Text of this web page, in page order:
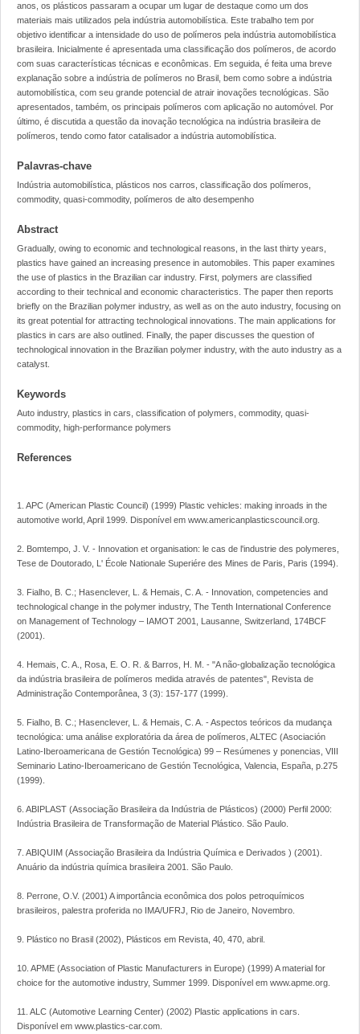
anos, os plásticos passaram a ocupar um lugar de destaque como um dos
materiais mais utilizados pela indústria automobilística. Este trabalho tem por
objetivo identificar a intensidade do uso de polímeros pela indústria automobilística
brasileira. Inicialmente é apresentada uma classificação dos polímeros, de acordo
com suas características técnicas e econômicas. Em seguida, é feita uma breve
explanação sobre a indústria de polímeros no Brasil, bem como sobre a indústria
automobilística, com seu grande potencial de atrair inovações tecnológicas. São
apresentados, também, os principais polímeros com aplicação no automóvel. Por
último, é discutida a questão da inovação tecnológica na indústria brasileira de
polímeros, tendo como fator catalisador a indústria automobilística.
Palavras-chave
Indústria automobilística, plásticos nos carros, classificação dos polímeros,
commodity, quasi-commodity, polímeros de alto desempenho
Abstract
Gradually, owing to economic and technological reasons, in the last thirty years,
plastics have gained an increasing presence in automobiles. This paper examines
the use of plastics in the Brazilian car industry. First, polymers are classified
according to their technical and economic characteristics. The paper then reports
briefly on the Brazilian polymer industry, as well as on the auto industry, focusing on
its great potential for attracting technological innovations. The main applications for
plastics in cars are also outlined. Finally, the paper discusses the question of
technological innovation in the Brazilian polymer industry, with the auto industry as a
catalyst.
Keywords
Auto industry, plastics in cars, classification of polymers, commodity, quasi-
commodity, high-performance polymers
References
1. APC (American Plastic Council) (1999) Plastic vehicles: making inroads in the
automotive world, April 1999. Disponível em www.americanplasticscouncil.org.
2. Bomtempo, J. V. - Innovation et organisation: le cas de l'industrie des polymeres,
Tese de Doutorado, L' École Nationale Superiére des Mines de Paris, Paris (1994).
3. Fialho, B. C.; Hasenclever, L. & Hemais, C. A. - Innovation, competencies and
technological change in the polymer industry, The Tenth International Conference
on Management of Technology – IAMOT 2001, Lausanne, Switzerland, 174BCF
(2001).
4. Hemais, C. A., Rosa, E. O. R. & Barros, H. M. - "A não-globalização tecnológica
da indústria brasileira de polímeros medida através de patentes", Revista de
Administração Contemporânea, 3 (3): 157-177 (1999).
5. Fialho, B. C.; Hasenclever, L. & Hemais, C. A. - Aspectos teóricos da mudança
tecnológica: uma análise exploratória da área de polímeros, ALTEC (Asociación
Latino-Iberoamericana de Gestión Tecnológica) 99 – Resúmenes y ponencias, VIII
Seminario Latino-Iberoamericano de Gestión Tecnológica, Valencia, España, p.275
(1999).
6. ABIPLAST (Associação Brasileira da Indústria de Plásticos) (2000) Perfil 2000:
Indústria Brasileira de Transformação de Material Plástico. São Paulo.
7. ABIQUIM (Associação Brasileira da Indústria Química e Derivados ) (2001).
Anuário da indústria química brasileira 2001. São Paulo.
8. Perrone, O.V. (2001) A importância econômica dos polos petroquímicos
brasileiros, palestra proferida no IMA/UFRJ, Rio de Janeiro, Novembro.
9. Plástico no Brasil (2002), Plásticos em Revista, 40, 470, abril.
10. APME (Association of Plastic Manufacturers in Europe) (1999) A material for
choice for the automotive industry, Summer 1999. Disponível em www.apme.org.
11. ALC (Automotive Learning Center) (2002) Plastic applications in cars.
Disponível em www.plastics-car.com.